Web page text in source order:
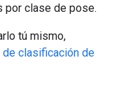
por clase de pose.
tú mismo,
de clasificación de